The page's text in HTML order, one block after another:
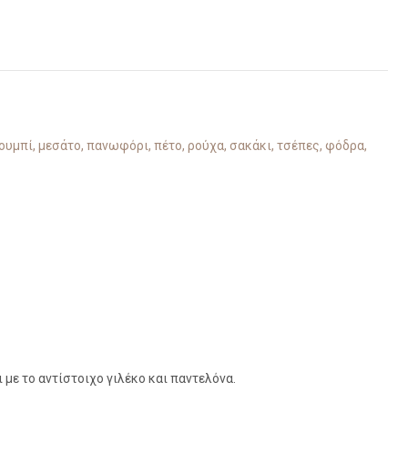
, μεσάτο, πανωφόρι, πέτο, ρούχα, σακάκι, τσέπες, φόδρα,
το αντίστοιχο γιλέκο και παντελόνα.